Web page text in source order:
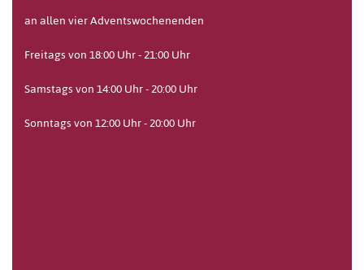
an allen vier Adventswochenenden
Freitags von 18:00 Uhr - 21:00 Uhr
Samstags von 14:00 Uhr - 20:00 Uhr
Sonntags von 12:00 Uhr - 20:00 Uhr